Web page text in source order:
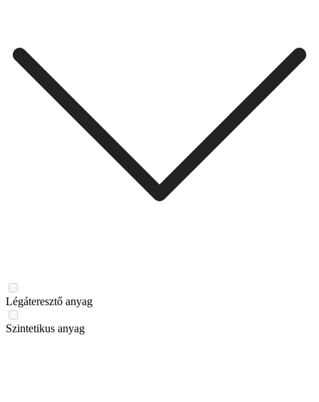
Légáteresztő anyag
Szintetikus anyag